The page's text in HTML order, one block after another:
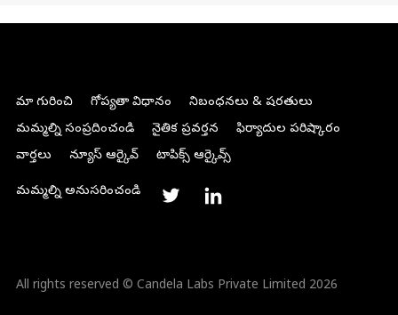
మా గురించి గోప్యతా విధానం
నిబంధనలు & షరతులు
మమ్మల్ని సంప్రదించండి
నైతిక ప్రవర్తన
ఫిర్యాదుల పరిష్కారం
వార్తలు
న్యూస్ ఆర్కైవ్ టాపిక్స్ ఆర్కైవ్స్
మమ్మల్ని అనుసరించండి
All rights reserved © Candela Labs Private Limited 2026